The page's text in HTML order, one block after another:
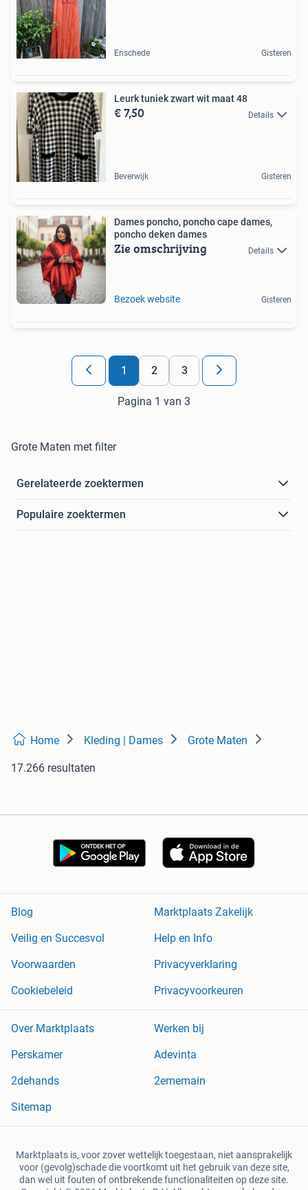
Enschede Gisteren
Leurk tuniek zwart wit maat 48
€ 7,50 Details
Beverwijk Gisteren
Dames poncho, poncho cape dames,
poncho deken dames
Zie omschrijving Details
Bezoek website Gisteren
1 2 3
Pagina 1 van 3
Grote Maten met filter
Gerelateerde zoektermen
Populaire zoektermen
Home Kleding | Dames Grote Maten
17.266 resultaten
Blog
Marktplaats Zakelijk
Veilig en Succesvol
Help en Info
Voorwaarden
Privacyverklaring
Cookiebeleid
Privacyvoorkeuren
Over Marktplaats
Werken bij
Perskamer
Adevinta
2dehands
2ememain
Sitemap
Marktplaats is, voor zover wettelijk toegestaan, niet aansprakelijk
voor (gevolg)schade die voortkomt uit het gebruik van deze site,
dan wel uit fouten of ontbrekende functionaliteiten op deze site.